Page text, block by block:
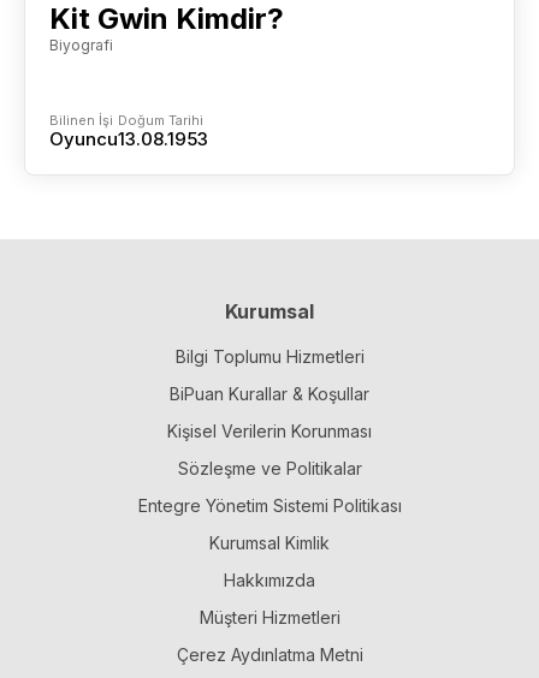
Kit Gwin Kimdir?
Biyografi
Bilinen İşi
Oyuncu
Doğum Tarihi
13.08.1953
Kurumsal
Bilgi Toplumu Hizmetleri
BiPuan Kurallar & Koşullar
Kişisel Verilerin Korunması
Sözleşme ve Politikalar
Entegre Yönetim Sistemi Politikası
Kurumsal Kimlik
Hakkımızda
Müşteri Hizmetleri
Çerez Aydınlatma Metni